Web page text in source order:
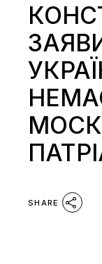
SHARE